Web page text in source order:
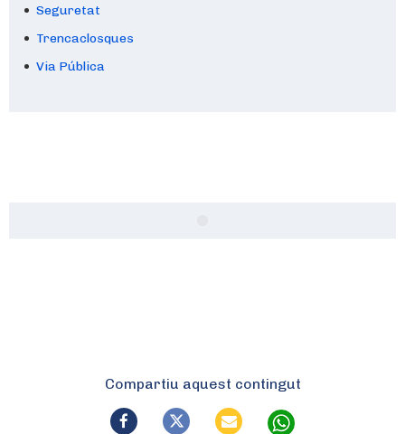
Seguretat
Trencaclosques
Via Pública
Compartiu aquest contingut